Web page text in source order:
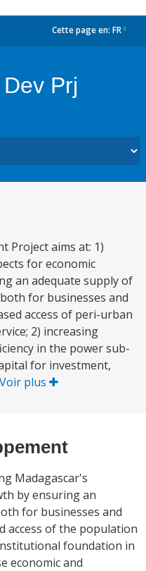
Cette page en: FR
Prj
Project aims at: 1)
for economic
an adequate supply of
for businesses and
access of peri-urban
2) increasing
in the power sub-
for investment,
Voir plus
Madagascar's
by ensuring an
for businesses and
access of the population
foundation in
economic and